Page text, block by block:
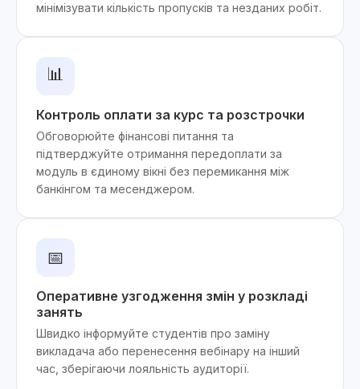
мінімізувати кількість пропусків та незданих робіт.
📊
Контроль оплати за курс та розстрочки
Обговорюйте фінансові питання та
підтверджуйте отримання передоплати за
модуль в єдиному вікні без перемикання між
банкінгом та месенджером.
📅
Оперативне узгодження змін у розкладі
занять
Швидко інформуйте студентів про заміну
викладача або перенесення вебінару на інший
час, зберігаючи лояльність аудиторії.